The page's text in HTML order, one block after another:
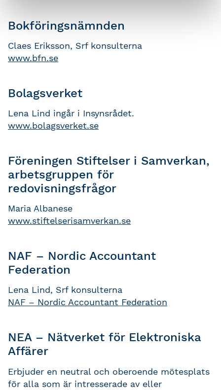
Bokföringsnämnden
Claes Eriksson, Srf konsulterna
www.bfn.se
Bolagsverket
Lena Lind ingår i Insynsrådet.
www.bolagsverket.se
Föreningen Stiftelser i Samverkan,
arbetsgruppen för
redovisningsfrågor
Maria Albanese
www.stiftelserisamverkan.se
NAF – Nordic Accountant
Federation
Lena Lind, Srf konsulterna
NAF – Nordic Accountant Federation
NEA – Nätverket för Elektroniska
Affärer
Erbjuder en neutral och oberoende mötesplats
för alla som är intresserade av eller